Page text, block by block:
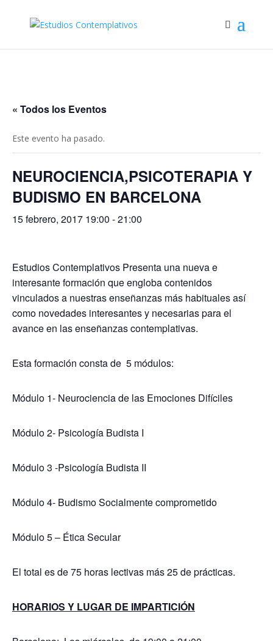
« Todos los Eventos
Este evento ha pasado.
NEUROCIENCIA,PSICOTERAPIA Y
BUDISMO EN BARCELONA
15 febrero, 2017 19:00 -21:00
Estudios Contemplativos Presenta una nueva e
interesante formación que engloba contenidos
vinculados a nuestras enseñanzas más habituales así
como novedades interesantes y necesarias para el
avance en las enseñanzas contemplativas.
Esta formación consta de 5 módulos:
Módulo 1- Neurociencia de las Emociones Difíciles
Módulo 2- Psicología Budista I
Módulo 3 -Psicología Budista II
Módulo 4- Budismo Socialmente comprometido
Módulo 5 – Ética Secular
El total es de 75 horas lectivas más 25 de prácticas.
HORARIOS Y LUGAR DE IMPARTICIÓN